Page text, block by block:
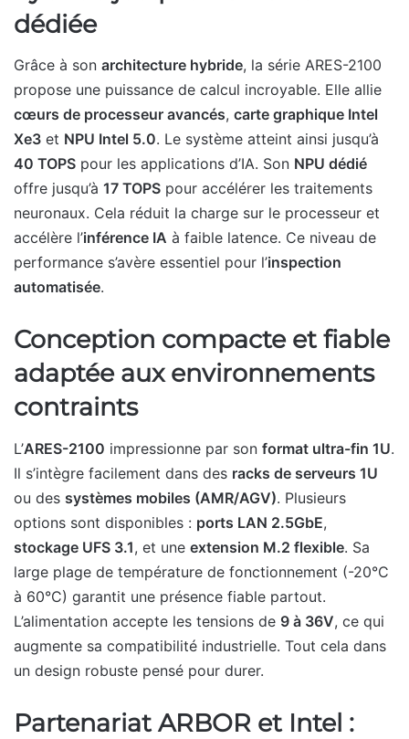
dédiée
Grâce à son architecture hybride, la série ARES-2100
propose une puissance de calcul incroyable. Elle allie
cœurs de processeur avancés, carte graphique Intel
Xe3 et NPU Intel 5.0. Le système atteint ainsi jusqu’à
40 TOPS pour les applications d’IA. Son NPU dédié
offre jusqu’à 17 TOPS pour accélérer les traitements
neuronaux. Cela réduit la charge sur le processeur et
accélère l’inférence IA à faible latence. Ce niveau de
performance s’avère essentiel pour l’inspection
automatisée.
Conception compacte et fiable
adaptée aux environnements
contraints
L’ARES-2100 impressionne par son format ultra-fin 1U.
Il s’intègre facilement dans des racks de serveurs 1U
ou des systèmes mobiles (AMR/AGV). Plusieurs
options sont disponibles : ports LAN 2.5GbE,
stockage UFS 3.1, et une extension M.2 flexible. Sa
large plage de température de fonctionnement (-20°C
à 60°C) garantit une présence fiable partout.
L’alimentation accepte les tensions de 9 à 36V, ce qui
augmente sa compatibilité industrielle. Tout cela dans
un design robuste pensé pour durer.
Partenariat ARBOR et Intel :